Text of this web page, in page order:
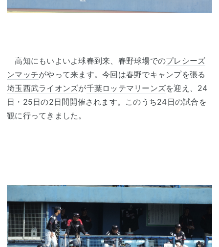
高知にもいよいよ球春到来、春野球場でのプレシーズ
ンマッチがやって来ます。今回は春野でキャンプを張る
埼玉西武ライオンズが千葉ロッテマリーンズを迎え、24
日・25日の2日間開催されます。このうち24日の試合を
観に行ってきました。